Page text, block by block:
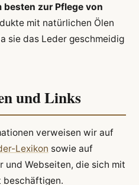
besten zur Pflege von
mit natürlichen Ölen
sie das Leder geschmeidig
und Links
verweisen wir auf
Lexikon sowie auf
Webseiten, die sich mit
beschäftigen.